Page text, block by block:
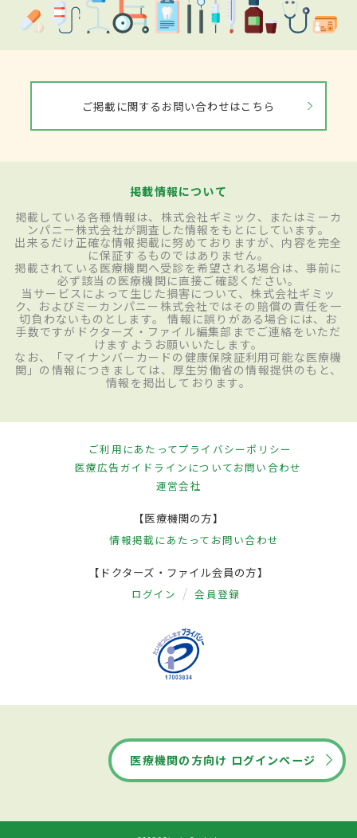
ご掲載に関するお問い合わせはこちら
掲載情報について
掲載している各種情報は、株式会社ギミック、またはミーカ
ンパニー株式会社が調査した情報をもとにしています。
出来るだけ正確な情報掲載に努めておりますが、内容を完全
に保証するものではありません。
掲載されている医療機関へ受診を希望される場合は、事前に
必ず該当の医療機関に直接ご確認ください。
当サービスによって生じた損害について、株式会社ギミッ
ク、およびミーカンパニー株式会社ではその賠償の責任を一
切負わないものとします。 情報に誤りがある場合には、お
手数ですがドクターズ・ファイル編集部までご連絡をいただ
けますようお願いいたします。
なお、「マイナンバーカードの健康保険証利用可能な医療機
関」の情報につきましては、厚生労働省の情報提供のもと、
情報を掲出しております。
ご利用にあたってプライバシーポリシー
医療広告ガイドラインについてお問い合わせ
運営会社
【医療機関の方】
情報掲載にあたって お問い合わせ
【ドクターズ・ファイル会員の方】
ログイン 会員登録
医療機関の方向け ログインページ